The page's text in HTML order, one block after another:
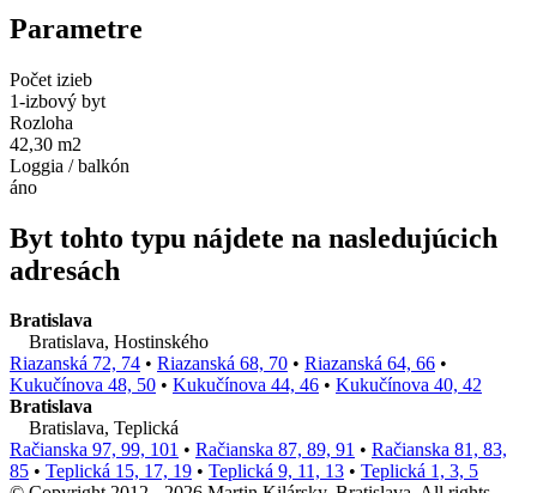
Parametre
Počet izieb
1-izbový byt
Rozloha
42,30 m2
Loggia / balkón
áno
Byt tohto typu nájdete na nasledujúcich
adresách
Bratislava
Bratislava, Hostinského
Riazanská 72, 74 • Riazanská 68, 70 • Riazanská 64, 66 •
Kukučínova 48, 50 • Kukučínova 44, 46 • Kukučínova 40, 42
Bratislava
Bratislava, Teplická
Račianska 97, 99, 101 • Račianska 87, 89, 91 • Račianska 81, 83,
85 • Teplická 15, 17, 19 • Teplická 9, 11, 13 • Teplická 1, 3, 5